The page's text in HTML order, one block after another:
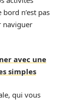
n’est pas
naviguer
avec une
simples
qui vous